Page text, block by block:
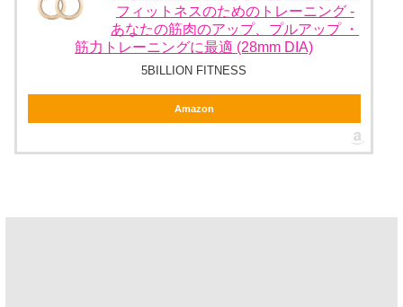
フィットネスのためのトレーニング -
あなたの筋肉のアップ、プルアップ ・
筋力トレーニングに最適 (28mm DIA)
5BILLION FITNESS
Amazon